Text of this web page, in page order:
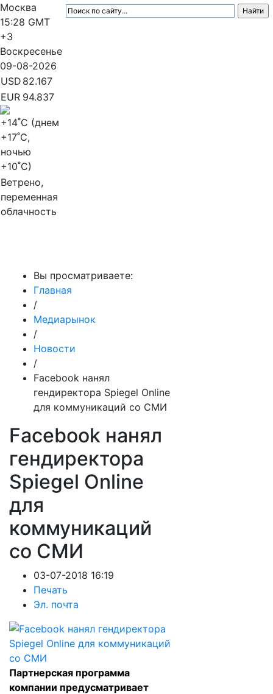
Москва
15:28 GMT
+3
Воскресенье
09-08-2026
USD 82.167
EUR 94.837
+14˚C (днем
+17˚C,
ночью
+10˚C)
Ветрено,
переменная
облачность
Вы просматриваете:
Главная
/
Медиарынок
/
Новости
/
Facebook нанял
гендиректора Spiegel Online
для коммуникаций со СМИ
Facebook нанял
гендиректора
Spiegel Online
для
коммуникаций
со СМИ
03-07-2018 16:19
Печать
Эл. почта
Партнерская программа
компании предусматривает